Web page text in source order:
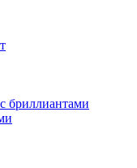
бриллиантами